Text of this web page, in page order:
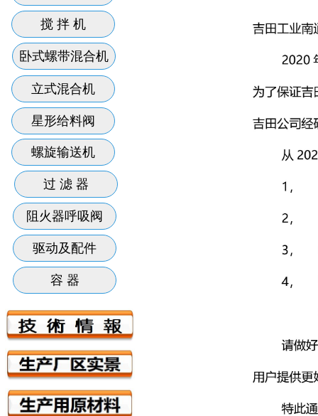
立式混合机
螺旋输送机
搅 拌 机
卧式螺带混合机
星形给料阀
过 滤 器
容 器
阻火器呼吸阀
驱动及配件